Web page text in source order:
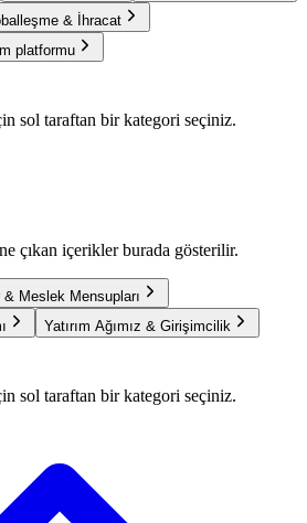
& İhracat
platformu
sol taraftan bir kategori seçiniz.
çıkan içerikler burada gösterilir.
Meslek Mensupları
Yatırım Ağımız & Girişimcilik
sol taraftan bir kategori seçiniz.